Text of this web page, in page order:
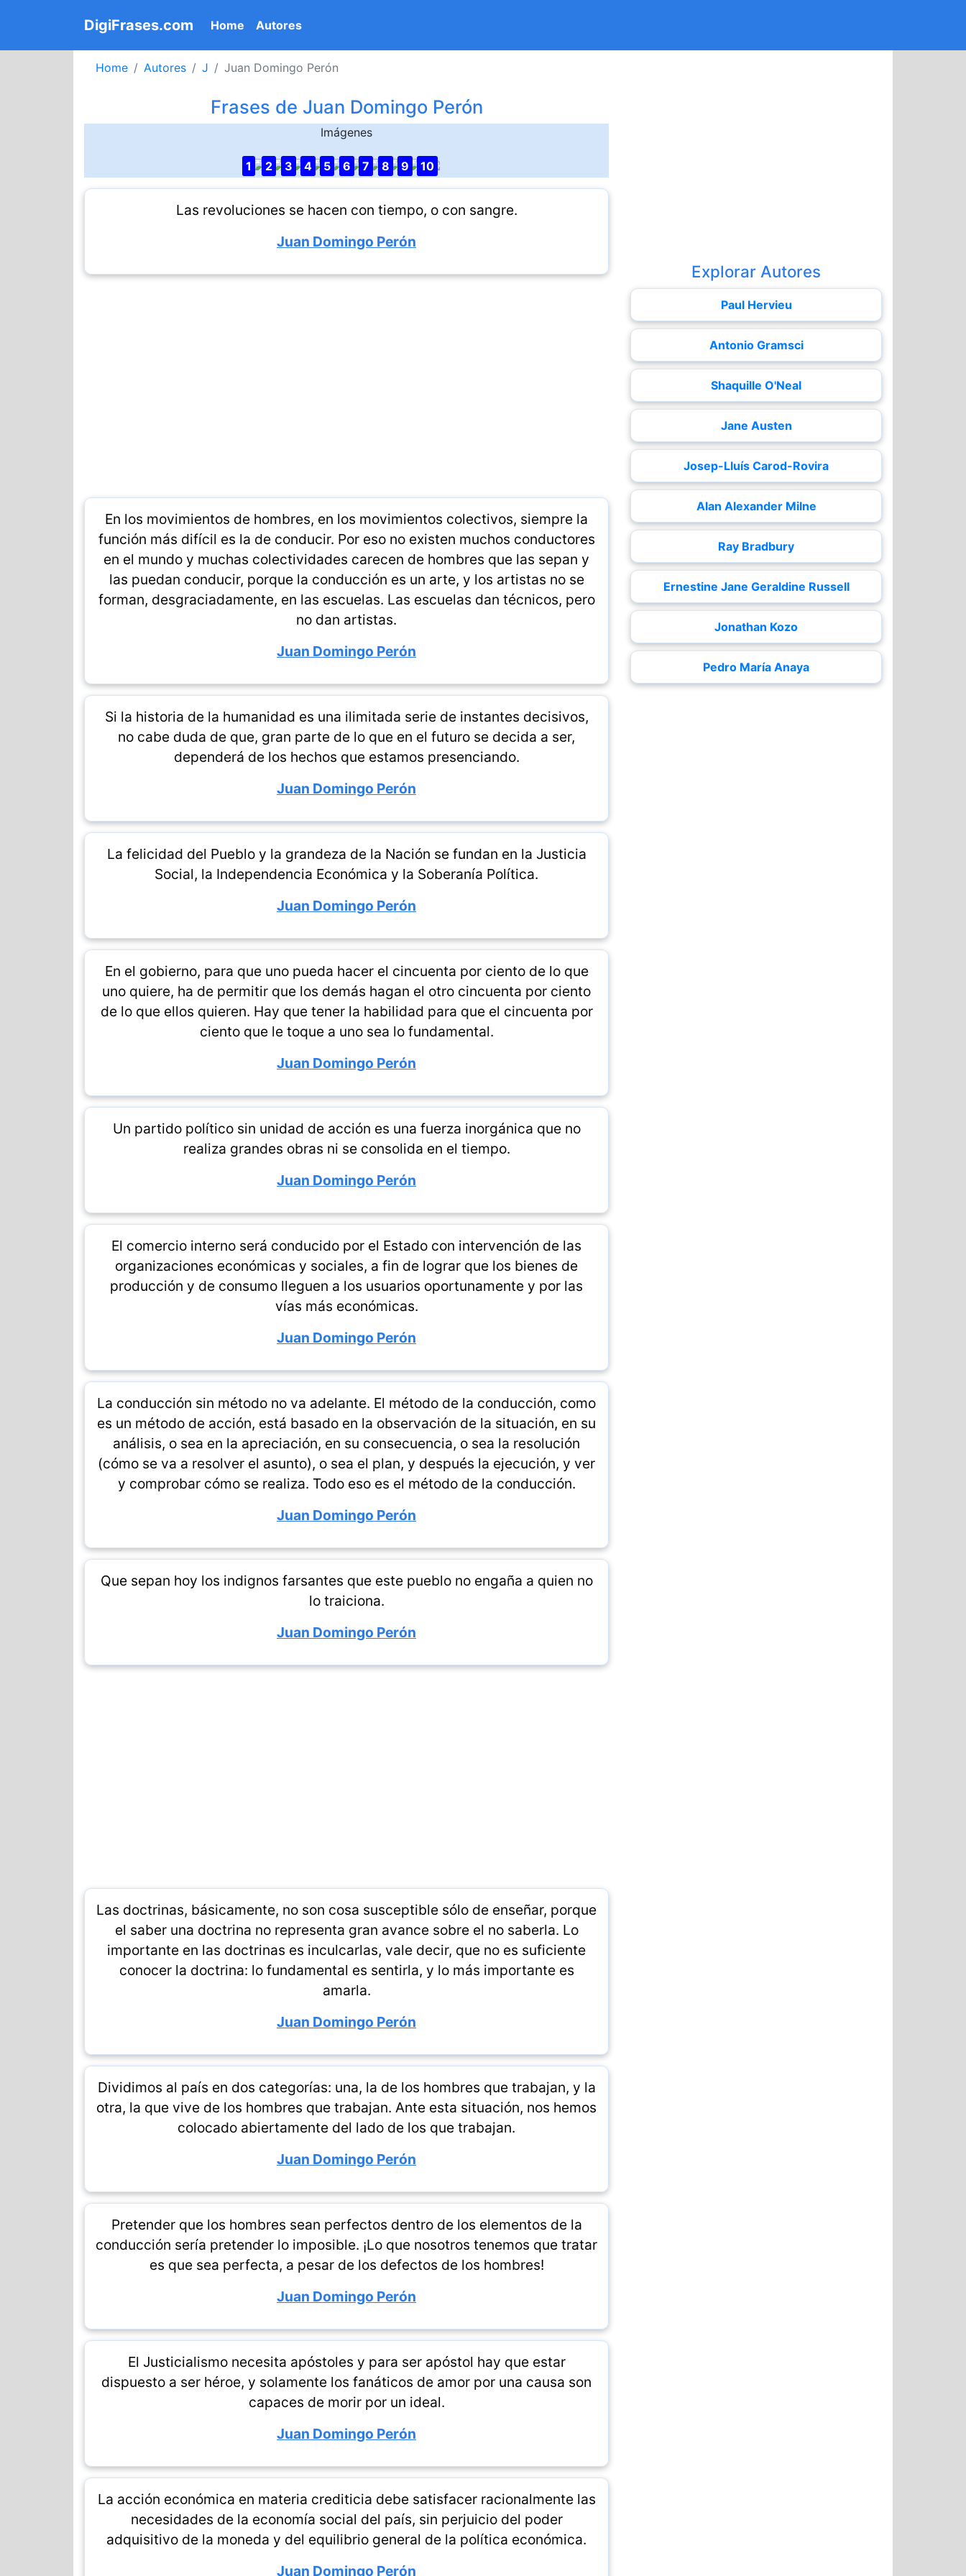
DigiFrases.com Home (current)
Autores
Home Autores J Juan Domingo Perón
Frases de Juan Domingo Perón
Imágenes
1 2 3 4 5 6 7 8 9 10
Las revoluciones se hacen con tiempo, o con sangre.
Juan Domingo Perón
En los movimientos de hombres, en los movimientos colectivos, siempre la
función más difícil es la de conducir. Por eso no existen muchos conductores
en el mundo y muchas colectividades carecen de hombres que las sepan y
las puedan conducir, porque la conducción es un arte, y los artistas no se
forman, desgraciadamente, en las escuelas. Las escuelas dan técnicos, pero
no dan artistas.
Juan Domingo Perón
Si la historia de la humanidad es una ilimitada serie de instantes decisivos,
no cabe duda de que, gran parte de lo que en el futuro se decida a ser,
dependerá de los hechos que estamos presenciando.
Juan Domingo Perón
La felicidad del Pueblo y la grandeza de la Nación se fundan en la Justicia
Social, la Independencia Económica y la Soberanía Política.
Juan Domingo Perón
En el gobierno, para que uno pueda hacer el cincuenta por ciento de lo que
uno quiere, ha de permitir que los demás hagan el otro cincuenta por ciento
de lo que ellos quieren. Hay que tener la habilidad para que el cincuenta por
ciento que le toque a uno sea lo fundamental.
Juan Domingo Perón
Un partido político sin unidad de acción es una fuerza inorgánica que no
realiza grandes obras ni se consolida en el tiempo.
Juan Domingo Perón
El comercio interno será conducido por el Estado con intervención de las
organizaciones económicas y sociales, a fin de lograr que los bienes de
producción y de consumo lleguen a los usuarios oportunamente y por las
vías más económicas.
Juan Domingo Perón
La conducción sin método no va adelante. El método de la conducción, como
es un método de acción, está basado en la observación de la situación, en su
análisis, o sea en la apreciación, en su consecuencia, o sea la resolución
(cómo se va a resolver el asunto), o sea el plan, y después la ejecución, y ver
y comprobar cómo se realiza. Todo eso es el método de la conducción.
Juan Domingo Perón
Que sepan hoy los indignos farsantes que este pueblo no engaña a quien no
lo traiciona.
Juan Domingo Perón
Las doctrinas, básicamente, no son cosa susceptible sólo de enseñar, porque
el saber una doctrina no representa gran avance sobre el no saberla. Lo
importante en las doctrinas es inculcarlas, vale decir, que no es suficiente
conocer la doctrina: lo fundamental es sentirla, y lo más importante es
amarla.
Juan Domingo Perón
Dividimos al país en dos categorías: una, la de los hombres que trabajan, y la
otra, la que vive de los hombres que trabajan. Ante esta situación, nos hemos
colocado abiertamente del lado de los que trabajan.
Juan Domingo Perón
Pretender que los hombres sean perfectos dentro de los elementos de la
conducción sería pretender lo imposible. ¡Lo que nosotros tenemos que tratar
es que sea perfecta, a pesar de los defectos de los hombres!
Juan Domingo Perón
El Justicialismo necesita apóstoles y para ser apóstol hay que estar
dispuesto a ser héroe, y solamente los fanáticos de amor por una causa son
capaces de morir por un ideal.
Juan Domingo Perón
La acción económica en materia crediticia debe satisfacer racionalmente las
necesidades de la economía social del país, sin perjuicio del poder
adquisitivo de la moneda y del equilibrio general de la política económica.
Juan Domingo Perón
Explorar Autores
Paul Hervieu
Antonio Gramsci
Shaquille O'Neal
Jane Austen
Josep-Lluís Carod-Rovira
Alan Alexander Milne
Ray Bradbury
Ernestine Jane Geraldine Russell
Jonathan Kozo
Pedro María Anaya